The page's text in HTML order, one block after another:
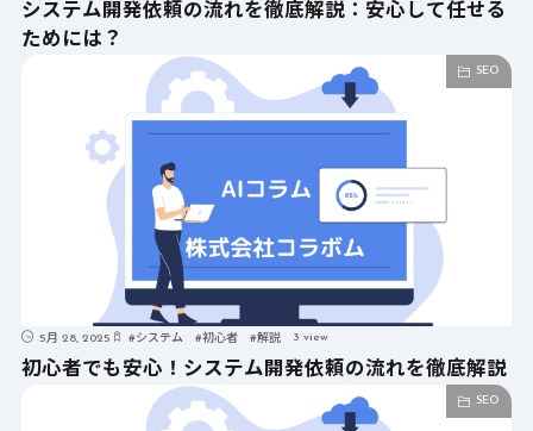
システム開発依頼の流れを徹底解説：安心して任せる
ためには？
SEO
5月 28, 2025 #システム #初心者 #解説 3 view
初心者でも安心！システム開発依頼の流れを徹底解説
SEO